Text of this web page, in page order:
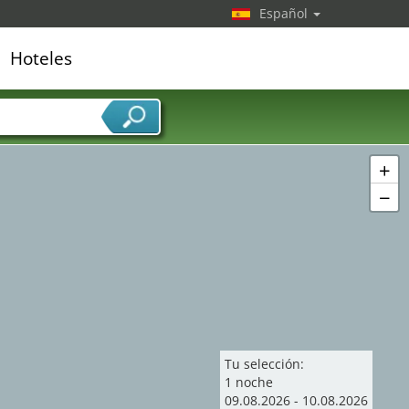
+
−
Tu selección:
1 noche
09.08.2026 - 10.08.2026
Español
Hoteles
de servicios